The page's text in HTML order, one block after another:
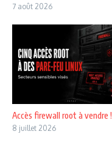
7 août 2026
Accès firewall root à vendre !
8 juillet 2026